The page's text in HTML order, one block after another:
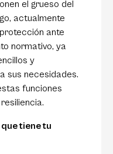
el grueso del
actualmente
ante
normativo, ya
y
sus necesidades.
funciones
tiene tu